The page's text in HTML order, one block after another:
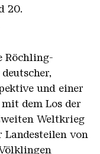
20.
Röchling-
und einer
dem Los der
Weltkrieg
Landesteilen von